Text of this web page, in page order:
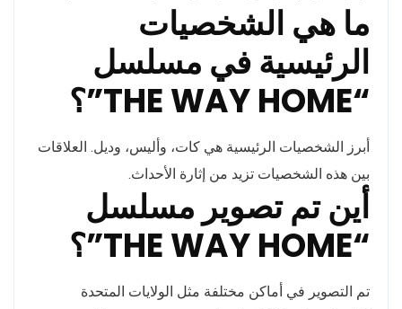
ما هي الشخصيات
الرئيسية في مسلسل
“THE WAY HOME”؟
أبرز الشخصيات الرئيسية هي كات، وأليس، وديل. العلاقات
بين هذه الشخصيات تزيد من إثارة الأحداث.
أين تم تصوير مسلسل
“THE WAY HOME”؟
تم التصوير في أماكن مختلفة مثل الولايات المتحدة